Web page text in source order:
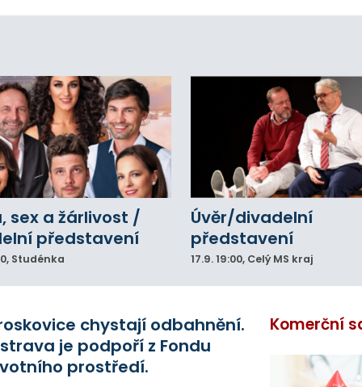
sex a žárlivost /
představení
, Studénka
Úvěr/divadelní
představení
17.9.19:00, Celý MS kraj
chystají odbahnění.
je podpoří z Fondu
prostředí.
Komerční